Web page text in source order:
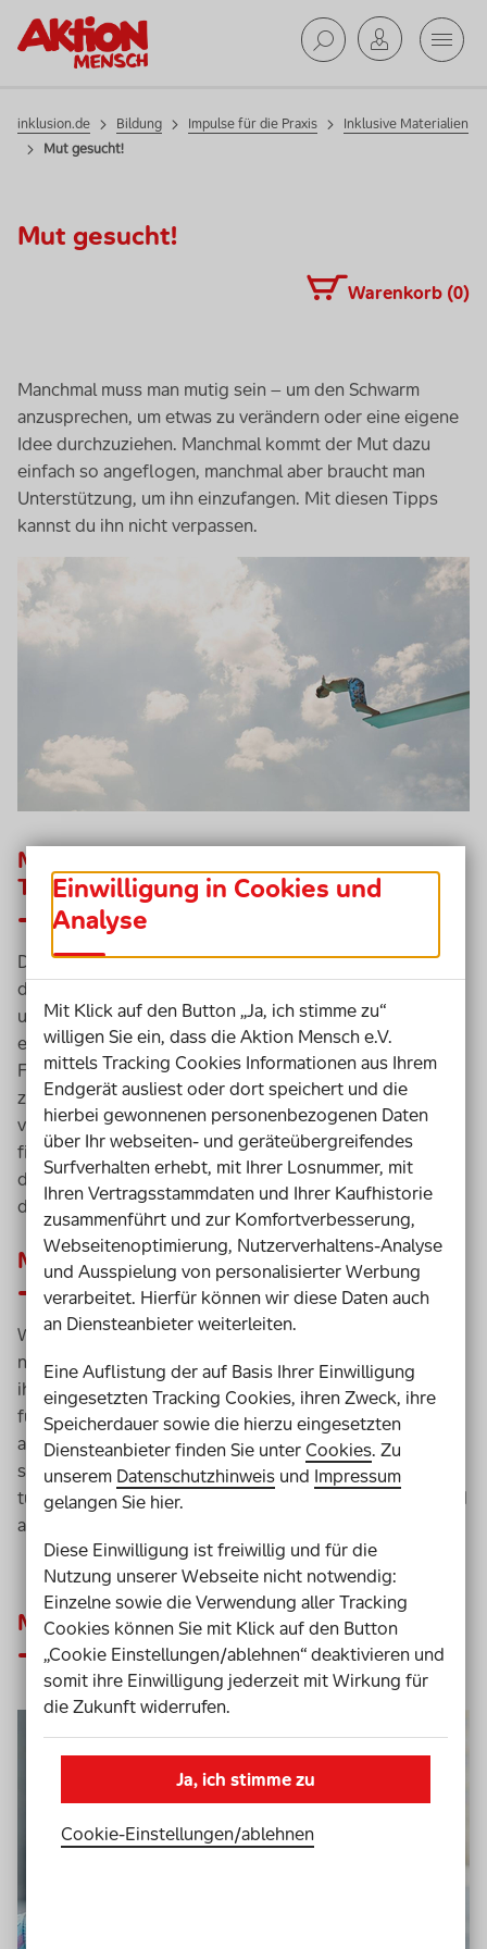
inklusion.de Bildung Impulse für die Praxis
Inklusive Materialien
Mut gesucht!
Mut gesucht!
Warenkorb (0)
Manchmal muss man mutig sein – um den Schwarm
anzusprechen, um etwas zu verändern oder eine eigene
Idee durchzuziehen. Manchmal kommt der Mut dazu
einfach so angeflogen, manchmal aber braucht man
Unterstützung, um ihn einzufangen. Mit diesen Tipps
kannst du ihn nicht verpassen.
Mut: bedeutet Gedanken, Ideen und
Träume ernst nehmen!
Du hast schon seit Langem immer wieder ein und
denselben Gedanken, der dir in allen möglichen und
unmöglichen Situationen in den Sinn kommt und dich
einfach nicht in Ruhe lässt? Dann schau genauer hin:
Finde heraus, was dahinter steckt. Steht der Gedanke
zum Beispiel für etwas, das dich stört und das du
verändern willst? Oder eher für etwas, das du gut
findest und unterstützen möchtest? Oder gibt es etwas,
das du schon immer tun wolltest, aber bisher immer vor
dir hergeschoben hast?
Mut: ist aktiv!
Wenn du herausgefunden hast, warum dich ein Gedanke
nicht loslässt, dann warte nicht ab, bis jemand anderes
ihn errät, sondern werde selbst aktiv! Gedanken lesen
funktioniert leider (noch) nicht. Deshalb kann niemand
außer dir selbst wissen, was dich bewegt, wenn du nur
still wartest, dass etwas passiert. Aber du kannst etwas
tun und verändern – mit deinen eigenen Fähigkeiten und
auf deine eigene Art und Weise!
Mut: einfach mal machen!
Einwilligung in Cookies und
Analyse
Mit Klick auf den Button „Ja, ich stimme zu“
willigen Sie ein, dass die Aktion Mensch e.V.
mittels Tracking Cookies Informationen aus Ihrem
Endgerät ausliest oder dort speichert und die
hierbei gewonnenen personenbezogenen Daten
über Ihr webseiten- und geräteübergreifendes
Surfverhalten erhebt, mit Ihrer Losnummer, mit
Ihren Vertragsstammdaten und Ihrer Kaufhistorie
zusammenführt und zur Komfortverbesserung,
Webseitenoptimierung, Nutzerverhaltens-Analyse
und Ausspielung von personalisierter Werbung
verarbeitet. Hierfür können wir diese Daten auch
an Diensteanbieter weiterleiten.
Eine Auflistung der auf Basis Ihrer Einwilligung
eingesetzten Tracking Cookies, ihren Zweck, ihre
Speicherdauer sowie die hierzu eingesetzten
Diensteanbieter finden Sie unterCookies. Zu
unserem Datenschutzhinweis und Impressum
gelangen Sie hier.
Diese Einwilligung ist freiwillig und für die
Nutzung unserer Webseite nicht notwendig:
Einzelne sowie die Verwendung aller Tracking
Cookies können Sie mit Klick auf den Button
„Cookie Einstellungen/ablehnen“ deaktivieren und
somit ihre Einwilligung jederzeit mit Wirkung für
die Zukunft widerrufen.
Ja, ich stimme zu
Cookie-Einstellungen­/­ablehnen